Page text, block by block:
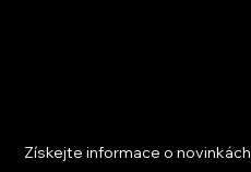
Získejte informace o novinkách